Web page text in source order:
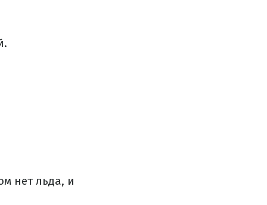
нет льда, и